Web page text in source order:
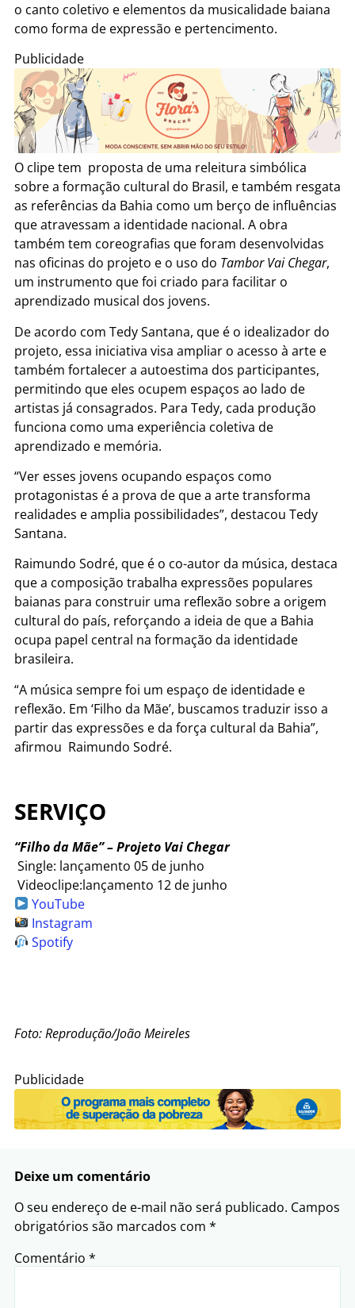
o canto coletivo e elementos da musicalidade baiana
como forma de expressão e pertencimento.
Publicidade
O clipe tem proposta de uma releitura simbólica
sobre a formação cultural do Brasil, e também resgata
as referências da Bahia como um berço de influências
que atravessam a identidade nacional. A obra
também tem coreografias que foram desenvolvidas
nas oficinas do projeto e o uso do Tambor Vai Chegar,
um instrumento que foi criado para facilitar o
aprendizado musical dos jovens.
De acordo com Tedy Santana, que é o idealizador do
projeto, essa iniciativa visa ampliar o acesso à arte e
também fortalecer a autoestima dos participantes,
permitindo que eles ocupem espaços ao lado de
artistas já consagrados. Para Tedy, cada produção
funciona como uma experiência coletiva de
aprendizado e memória.
“Ver esses jovens ocupando espaços como
protagonistas é a prova de que a arte transforma
realidades e amplia possibilidades”, destacou Tedy
Santana.
Raimundo Sodré, que é o co-autor da música, destaca
que a composição trabalha expressões populares
baianas para construir uma reflexão sobre a origem
cultural do país, reforçando a ideia de que a Bahia
ocupa papel central na formação da identidade
brasileira.
“A música sempre foi um espaço de identidade e
reflexão. Em ‘Filho da Mãe’, buscamos traduzir isso a
partir das expressões e da força cultural da Bahia”,
afirmou Raimundo Sodré.
SERVIÇO
“Filho da Mãe” – Projeto Vai Chegar
Single: lançamento 05 de junho
Videoclipe:lançamento 12 de junho
YouTube
Instagram
Spotify
Foto: Reprodução/João Meireles
Publicidade
Deixe um comentário
O seu endereço de e-mail não será publicado. Campos
obrigatórios são marcados com *
Comentário *